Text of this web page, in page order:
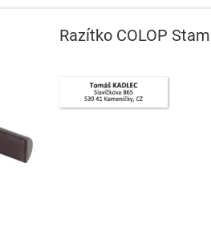
Razítko COLOP